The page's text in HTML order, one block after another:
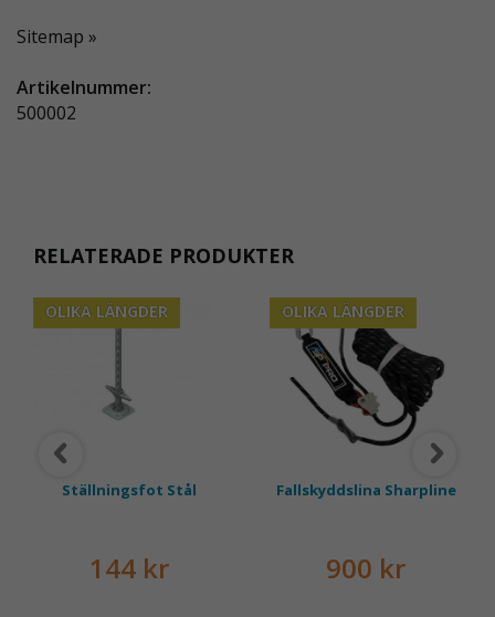
Sitemap »
Artikelnummer:
500002
RELATERADE PRODUKTER
OLIKA LÄNGDER
Ställningsfot Stål
144 kr
OLIKA LÄNGDER
Fallskyddslina Sharpline
900 kr